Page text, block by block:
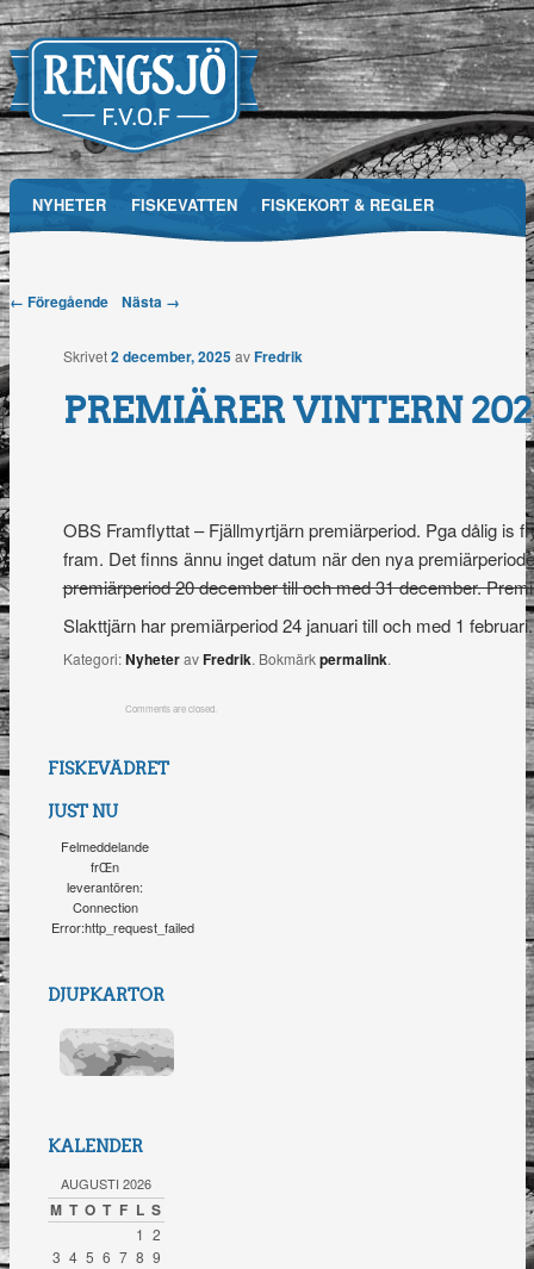
Main menu
Skip
NYHETER FISKEVATTEN FISKEKORT & REGLER
Fiskevårdsområdesförening
Post navigation
← Föregående Nästa →
PREMIÄRER VINTERN
Skrivet2 december, 2025 avFredrik
OBS Framflyttat – Fjällmyrtjärn premiärperiod. Pga dålig is
fram. Det finns ännu inget datum när den nya
premiärperiod 20 december till och med 31 december.
Slakttjärn har premiärperiod 24 januari till och med 1
Kategori:NyheteravFredrik. Bokmärkpermalink.
Comments are closed.
FISKEVÄDRET
JUST NU
Felmeddelande
frŒn
leverantören:
Connection
Error:http_request_failed
DJUPKARTOR
KALENDER
AUGUSTI 2026
M T O T F L S
1 2
3 4 5 6 7 8 9